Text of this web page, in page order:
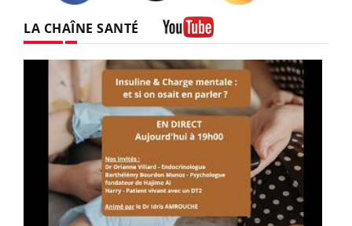
LA CHAÎNE SANTÉ